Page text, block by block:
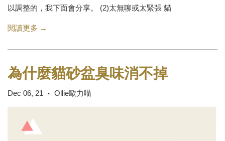
以調整的，我下面會分享。 (2)太無聊或太緊張 貓
閱讀更多 →
為什麼貓砂盆臭味消不掉
Dec 06, 21 • Ollie歐力喵